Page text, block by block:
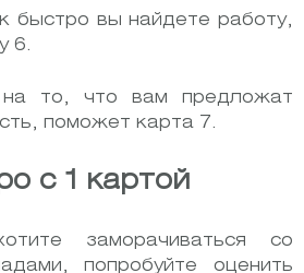
быстро вы найдете работу,
6.
то, что вам предложат
поможет карта 7.
с 1 картой
заморачиваться со
попробуйте оценить